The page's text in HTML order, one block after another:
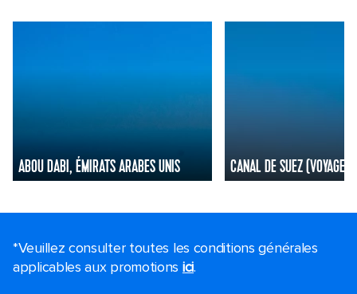
ABOU DABI, ÉMIRATS ARABES UNIS CANAL DE SUEZ (VOYAGE),
*Veuillez consulter toutes les conditions générales
applicables aux promotions ici.